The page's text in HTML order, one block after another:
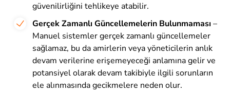
güvenilirliğini tehlikeye atabilir.
Gerçek Zamanlı Güncellemelerin Bulunmaması –
Manuel sistemler gerçek zamanlı güncellemeler
sağlamaz, bu da amirlerin veya yöneticilerin anlık
devam verilerine erişemeyeceği anlamına gelir ve
potansiyel olarak devam takibiyle ilgili sorunların
ele alınmasında gecikmelere neden olur.